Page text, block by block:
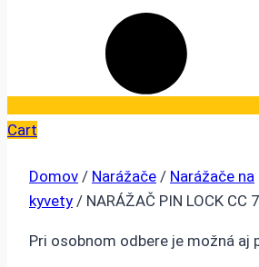
Cart
Domov / Narážače / Narážače na
kyvety / NARÁŽAČ PIN LOCK CC
Pri osobnom odbere je možná aj